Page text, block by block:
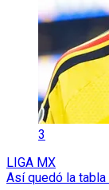
3
LIGA MX
Así quedó la